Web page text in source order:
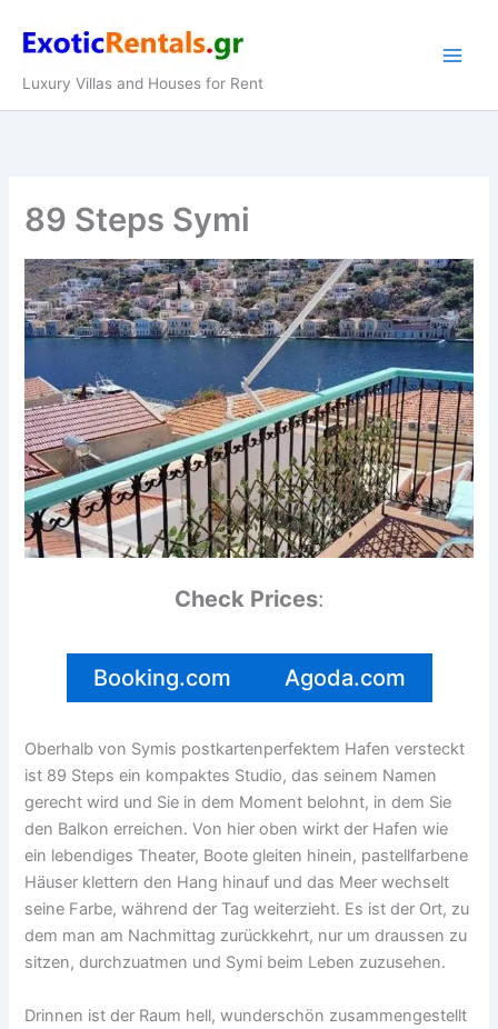
Inhalt
Luxury Villas and Houses for Rent
89 Steps Symi
Check Prices:
Booking.com Agoda.com
Oberhalb von Symis postkartenperfektem Hafen versteckt
ist 89 Steps ein kompaktes Studio, das seinem Namen
gerecht wird und Sie in dem Moment belohnt, in dem Sie
den Balkon erreichen. Von hier oben wirkt der Hafen wie
ein lebendiges Theater, Boote gleiten hinein, pastellfarbene
Häuser klettern den Hang hinauf und das Meer wechselt
seine Farbe, während der Tag weiterzieht. Es ist der Ort, zu
dem man am Nachmittag zurückkehrt, nur um draussen zu
sitzen, durchzuatmen und Symi beim Leben zuzusehen.
Drinnen ist der Raum hell, wunderschön zusammengestellt